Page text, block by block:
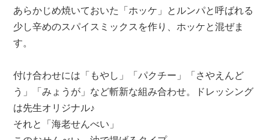
あらかじめ焼いておいた「ホッケ」とルンパと呼ばれる
少し辛めのスパイスミックスを作り、ホッケと混ぜま
す。
付け合わせには「もやし」「パクチー」「さやえんど
う」「みょうが」など斬新な組み合わせ。ドレッシング
は先生オリジナル♪
それと「海老せんべい」